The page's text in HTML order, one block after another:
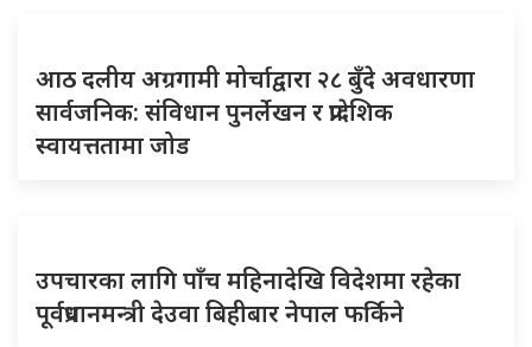
आठ दलीय अग्रगामी मोर्चाद्वारा २८ बुँदे अवधारणा
सार्वजनिक: संविधान पुनर्लेखन र प्रादेशिक
स्वायत्ततामा जोड
उपचारका लागि पाँच महिनादेखि विदेशमा रहेका
पूर्वप्रधानमन्त्री देउवा बिहीबार नेपाल फर्किने